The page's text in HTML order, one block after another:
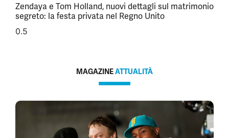
Zendaya e Tom Holland, nuovi dettagli sul matrimonio
segreto: la festa privata nel Regno Unito
MAGAZINEATTUALITÀ